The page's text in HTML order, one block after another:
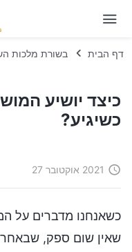
דף הבית בשורת מלכות
כיצד יושיע
כשיגיע?
2021 אוקטובר 27
כשאנחנו מדברים על
שאין שום ספק,